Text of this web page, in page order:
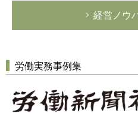
経営ノウ
労働実務事例集